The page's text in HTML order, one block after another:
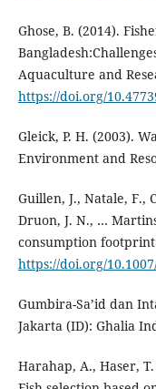
Ghose, B. (2014).
Aquaculture and
https://doi.org/
Gleick, P. H. (2003).
Environment and
Guillen, J., Natale, F.,
Druon, J. N., …
consumption
https://doi.org/
Gumbira-Sa’id dan
Jakarta (ID): Ghalia
Harahap, A., Haser,